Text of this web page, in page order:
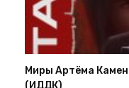
Миры Артёма